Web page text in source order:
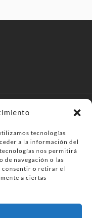
tecnologías
a la información del
nos permitirá
de navegación o las
consentir o retirar el
a ciertas
Bierzo. información,
Ponferrada y la
.